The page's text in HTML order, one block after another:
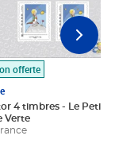
offerte
4 timbres - Le Petit
Verte